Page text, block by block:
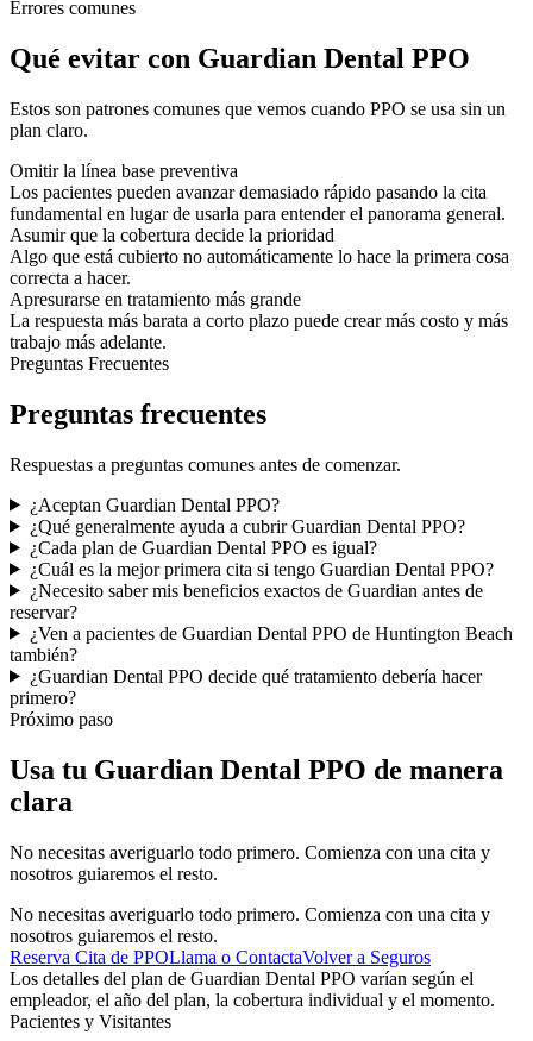
Errores comunes
Qué evitar con Guardian Dental PPO
Estos son patrones comunes que vemos cuando PPO se usa sin un
plan claro.
Omitir la línea base preventiva
Los pacientes pueden avanzar demasiado rápido pasando la cita
fundamental en lugar de usarla para entender el panorama general.
Asumir que la cobertura decide la prioridad
Algo que está cubierto no automáticamente lo hace la primera cosa
correcta a hacer.
Apresurarse en tratamiento más grande
La respuesta más barata a corto plazo puede crear más costo y más
trabajo más adelante.
Preguntas Frecuentes
Preguntas frecuentes
Respuestas a preguntas comunes antes de comenzar.
¿Aceptan Guardian Dental PPO?
¿Qué generalmente ayuda a cubrir Guardian Dental PPO?
¿Cada plan de Guardian Dental PPO es igual?
¿Cuál es la mejor primera cita si tengo Guardian Dental PPO?
¿Necesito saber mis beneficios exactos de Guardian antes de
reservar?
¿Ven a pacientes de Guardian Dental PPO de Huntington Beach
también?
¿Guardian Dental PPO decide qué tratamiento debería hacer
primero?
Próximo paso
Usa tu Guardian Dental PPO de manera
clara
No necesitas averiguarlo todo primero. Comienza con una cita y
nosotros guiaremos el resto.
No necesitas averiguarlo todo primero. Comienza con una cita y
nosotros guiaremos el resto.
Reserva Cita de PPOLlama o ContactaVolver a Seguros
Los detalles del plan de Guardian Dental PPO varían según el
empleador, el año del plan, la cobertura individual y el momento.
Pacientes y Visitantes